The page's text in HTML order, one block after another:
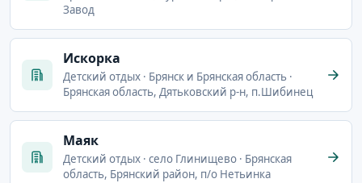
Завод
Искорка
Детский отдых · Брянск и Брянская область ·
Брянская область, Дятьковский р-н, п.Шибинец
Маяк
Детский отдых · село Глинищево · Брянская
область, Брянский район, п/о Нетьинка